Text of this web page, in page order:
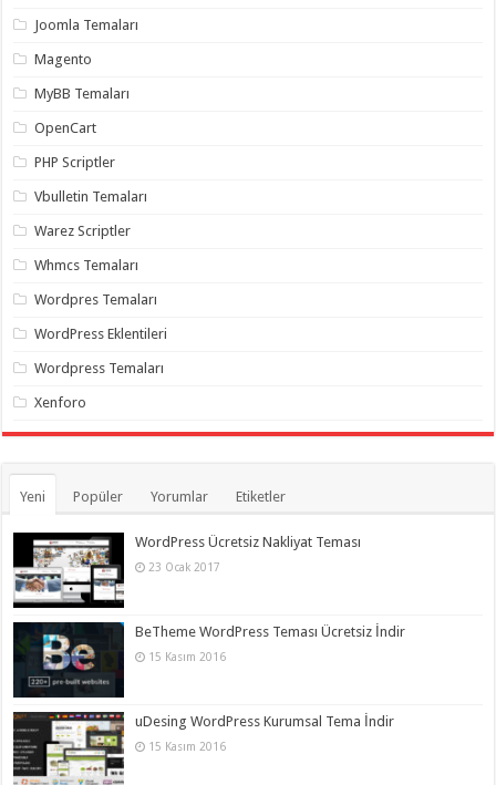
Joomla Temaları
Magento
MyBB Temaları
OpenCart
PHP Scriptler
Vbulletin Temaları
Warez Scriptler
Whmcs Temaları
Wordpres Temaları
WordPress Eklentileri
Wordpress Temaları
Xenforo
Yeni Popüler Yorumlar Etiketler
WordPress Ücretsiz Nakliyat Teması
23 Ocak 2017
BeTheme WordPress Teması Ücretsiz İndir
15 Kasım 2016
uDesing WordPress Kurumsal Tema İndir
15 Kasım 2016